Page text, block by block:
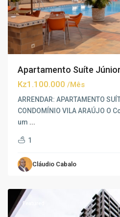
Apartamento Suíte
Kz1.100.000 /Mês
ARRENDAR: APARTAMENTO
CONDOMÍNIO VILA ARAÚJO O
um ...
1
Cláudio Cabalo
Talatona,
Featured